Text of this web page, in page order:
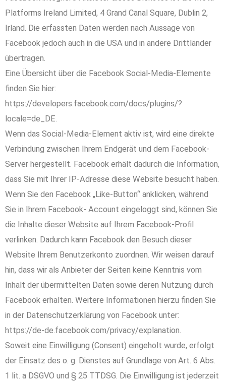
Platforms Ireland Limited, 4 Grand Canal Square, Dublin 2,
Irland. Die erfassten Daten werden nach Aussage von
Facebook jedoch auch in die USA und in andere Drittländer
übertragen.
Eine Übersicht über die Facebook Social-Media-Elemente
finden Sie hier:
https://developers.facebook.com/docs/plugins/?
locale=de_DE.
Wenn das Social-Media-Element aktiv ist, wird eine direkte
Verbindung zwischen Ihrem Endgerät und dem Facebook-
Server hergestellt. Facebook erhält dadurch die Information,
dass Sie mit Ihrer IP-Adresse diese Website besucht haben.
Wenn Sie den Facebook „Like-Button“ anklicken, während
Sie in Ihrem Facebook- Account eingeloggt sind, können Sie
die Inhalte dieser Website auf Ihrem Facebook-Profil
verlinken. Dadurch kann Facebook den Besuch dieser
Website Ihrem Benutzerkonto zuordnen. Wir weisen darauf
hin, dass wir als Anbieter der Seiten keine Kenntnis vom
Inhalt der übermittelten Daten sowie deren Nutzung durch
Facebook erhalten. Weitere Informationen hierzu finden Sie
in der Datenschutzerklärung von Facebook unter:
https://de-de.facebook.com/privacy/explanation.
Soweit eine Einwilligung (Consent) eingeholt wurde, erfolgt
der Einsatz des o. g. Dienstes auf Grundlage von Art. 6 Abs.
1 lit. a DSGVO und § 25 TTDSG. Die Einwilligung ist jederzeit